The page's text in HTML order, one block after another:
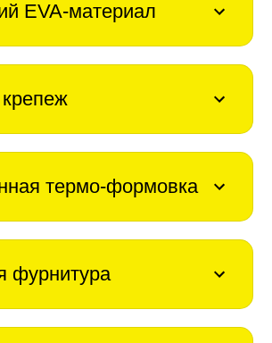
EVA-материал
термо-формовка
фурнитура